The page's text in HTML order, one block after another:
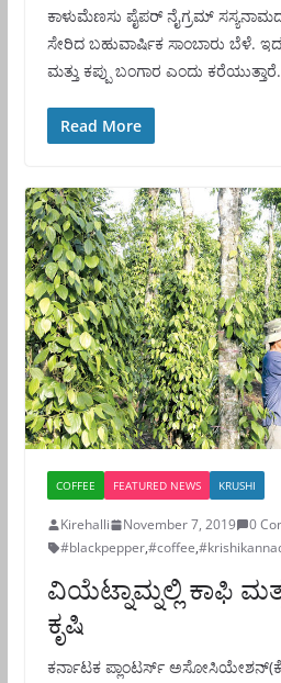
ಕಾಳುಮೆಣಸು ಪೈಪರ್ ನೈಗ್ರಮ್ ಸಸ್ಯನಾಮದ
ಸೇರಿದ ಬಹುವಾರ್ಷಿಕ ಸಾಂಬಾರು ಬೆಳೆ.
ಮತ್ತು ಕಪ್ಪು ಬಂಗಾರ ಎಂದು ಕರೆಯುತ್ತಾರೆ.
Read More
COFFEE FEATURED NEWS KRUSHI
Kirehalli November 7, 2019
0
#blackpepper,#coffee,
ವಿಯೆಟ್ನಾಮ್ನಲ್ಲಿ ಕಾಫಿ
ಕೃಷಿ
ಕರ್ನಾಟಕ ಪ್ಲಾಂಟರ್ಸ್